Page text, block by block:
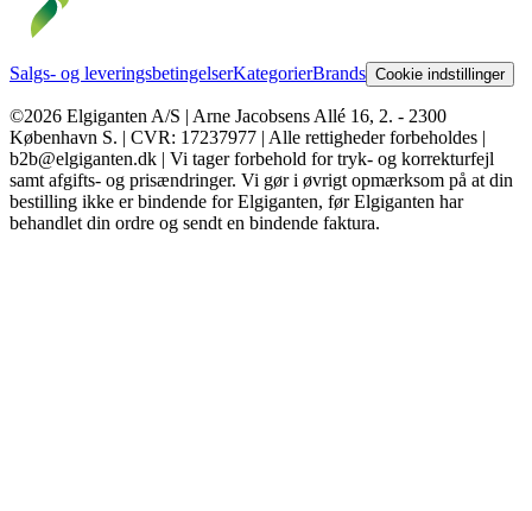
Salgs- og leveringsbetingelserKategorierBrands Cookie indstillinger
©2026 Elgiganten A/S | Arne Jacobsens Allé 16, 2. - 2300
København S. | CVR: 17237977 | Alle rettigheder forbeholdes |
b2b@elgiganten.dk | Vi tager forbehold for tryk- og korrekturfejl
samt afgifts- og prisændringer. Vi gør i øvrigt opmærksom på at din
bestilling ikke er bindende for Elgiganten, før Elgiganten har
behandlet din ordre og sendt en bindende faktura.